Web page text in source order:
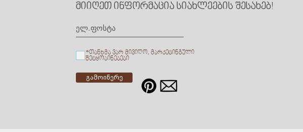
მიიღეთ ინფორმაცია სიახლეების შესახებ!
*თანხმა ვარ მივიღო, მარკეტინგული
შეტყობინებები
გამოიწერე